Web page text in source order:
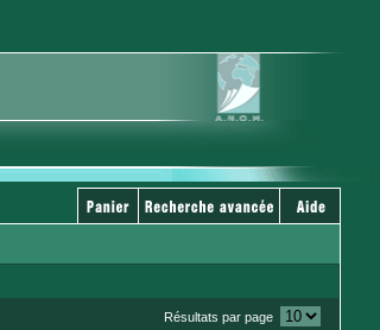
Résultats par page